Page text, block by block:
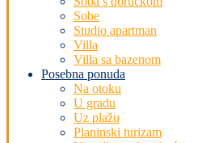
Sobe
Studio apartman
Villa
Villa sa bazenom
Posebna ponuda
Na otoku
U gradu
Uz plažu
Planinski turizam